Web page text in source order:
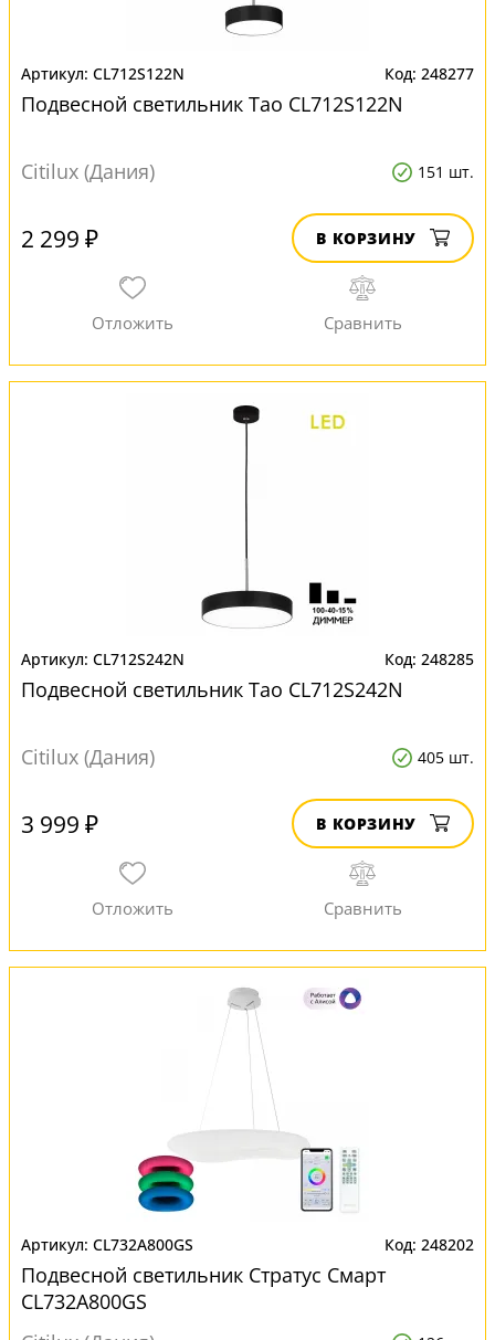
CL712S122N 248277
Подвесной светильник Тао CL712S122N
Citilux (Дания) 151 шт.
2 299 ₽ В КОРЗИНУ
CL712S242N 248285
Подвесной светильник Тао CL712S242N
Citilux (Дания) 405 шт.
3 999 ₽ В КОРЗИНУ
CL732A800GS 248202
Подвесной светильник Стратус Смарт
CL732A800GS